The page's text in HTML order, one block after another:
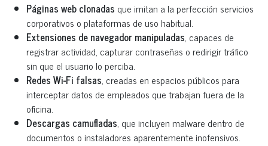
Páginas web clonadas que imitan a la perfección servicios
corporativos o plataformas de uso habitual.
Extensiones de navegador manipuladas, capaces de
registrar actividad, capturar contraseñas o redirigir tráfico
sin que el usuario lo perciba.
Redes Wi-Fi falsas, creadas en espacios públicos para
interceptar datos de empleados que trabajan fuera de la
oficina.
Descargas camufladas, que incluyen malware dentro de
documentos o instaladores aparentemente inofensivos.